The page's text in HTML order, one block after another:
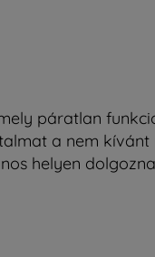
páratlan
a nem kívánt
helyen